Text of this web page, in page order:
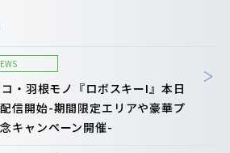
・羽根モノ『ロボスキーI』本日
信開始-期間限定エリアや豪華プ
キャンペーン開催-